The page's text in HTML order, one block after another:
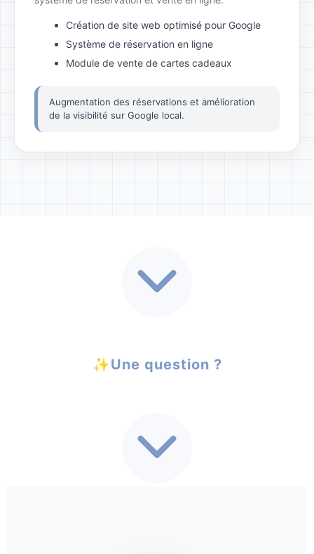
Création de site web optimisé pour Google
Système de réservation en ligne
Module de vente de cartes cadeaux
Augmentation des réservations et amélioration
de la visibilité sur Google local.
✨Une question ?